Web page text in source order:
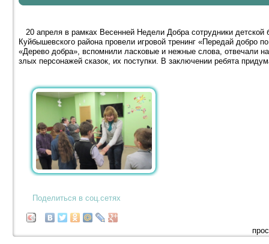
20 апреля в рамках Весенней Недели Добра сотрудники
Куйбышевского района провели игровой тренинг «Передай добро
«Дерево добра», вспомнили ласковые и нежные слова, отвечали
злых персонажей сказок, их поступки. В заключении ребята
Поделиться в соц.сетях